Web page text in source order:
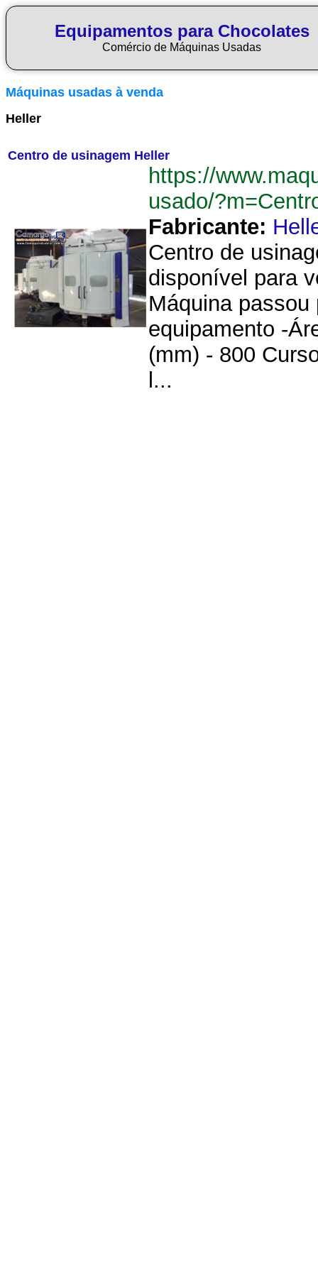
Equipamentos para Chocolates
Comércio de Máquinas Usadas
Máquinas usadas à venda
Heller
Centro de usinagem Heller
https://
usado/
Fabricante:
Centro de
disponível para
Máquina
equipamento -
(mm) - 800
l...